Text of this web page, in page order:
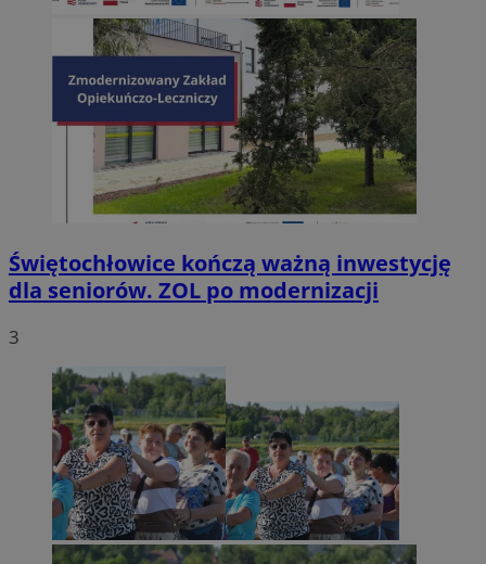
Świętochłowice kończą ważną inwestycję
dla seniorów. ZOL po modernizacji
3